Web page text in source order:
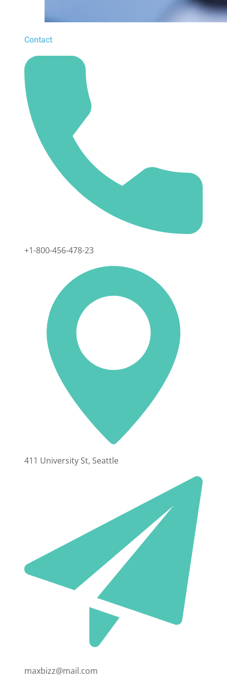
Contact
+1-800-456-478-23
411 University St, Seattle
maxbizz@mail.com